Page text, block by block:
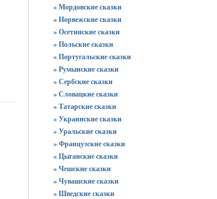
» Мордовские сказки
» Норвежские сказки
» Осетинские сказки
» Польские сказки
» Португальские сказки
» Румынские сказки
» Сербские сказки
» Словацкие сказки
» Татарские сказки
» Украинские сказки
» Уральские сказки
» Французские сказки
» Цыганские сказки
» Чешские сказки
» Чувашские сказки
» Шведские сказки